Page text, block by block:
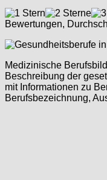
Bewertungen,
Medizinische
Beschreibung der
mit Informationen zu
Berufsbezeichnung,